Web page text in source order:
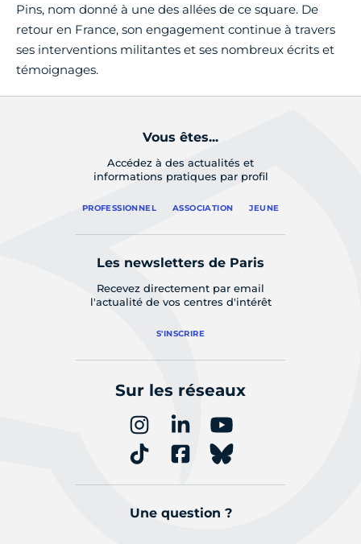
Pins, nom donné à une des allées de ce square. De
retour en France, son engagement continue à travers
ses interventions militantes et ses nombreux écrits et
témoignages.
Vous êtes...
Accédez à des actualités et
informations pratiques par profil
PROFESSIONNEL ASSOCIATION JEUNE
Les newsletters de Paris
Recevez directement par email
l'actualité de vos centres d'intérêt
S'INSCRIRE
Sur les réseaux
Une question ?